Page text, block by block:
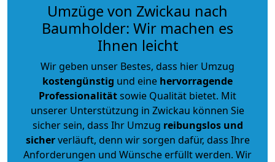
Umzüge von Zwickau nach
Baumholder: Wir machen es
Ihnen leicht
Wir geben unser Bestes, dass hier Umzug
kostengünstig und eine hervorragende
Professionalitätsowie Qualität bietet. Mit
unserer Unterstützung in Zwickau können Sie
sicher sein, dass Ihr Umzug reibungslos und
sicherverläuft, denn wir sorgen dafür, dass Ihre
Anforderungen und Wünsche erfüllt werden. Wir